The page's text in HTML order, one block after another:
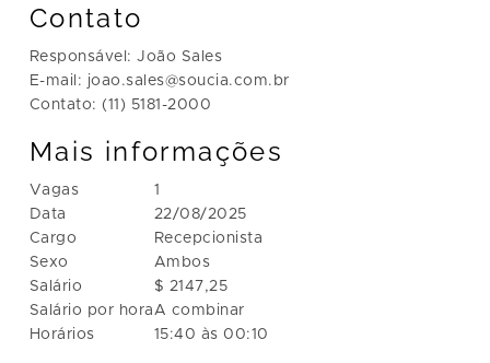
Contato
Responsável: João Sales
E-mail: joao.sales@soucia.com.br
Contato: (11) 5181-2000
Mais informações
Vagas
Data
Cargo
Sexo
Salário
Salário por hora
Horários
1
22/08/2025
Recepcionista
Ambos
$ 2147,25
A combinar
15:40 às 00:10